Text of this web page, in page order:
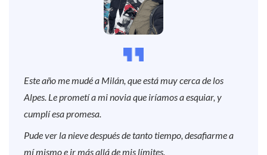
Este año me mudé a Milán, que está muy cerca de los
Alpes. Le prometí a mi novia que iríamos a esquiar, y
cumplí esa promesa.
Pude ver la nieve después de tanto tiempo, desafiarme a
mí mismo e ir más allá de mis límites.